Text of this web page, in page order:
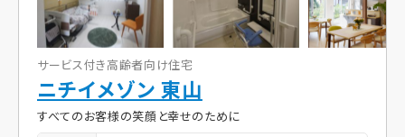
サービス付き高齢者向け住宅
ニチイメゾン 東山
すべてのお客様の笑顔と幸せのために